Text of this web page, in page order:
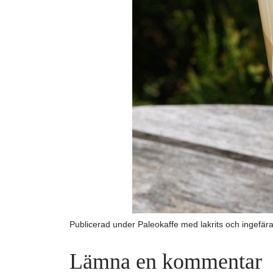
Publicerad under Paleokaffe med lakrits och ingefära
Lämna en kommentar